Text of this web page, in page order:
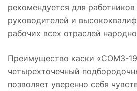
рекомендуется для
руководителей и
рабочих всех отраслей
Преимущество каски «СОМЗ-
четырехточечный
позволяет уверенно себя